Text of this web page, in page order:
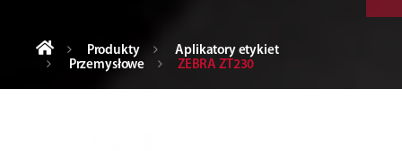
Produkty
Aplikatory etykiet
Przemysłowe
ZEBRA ZT230